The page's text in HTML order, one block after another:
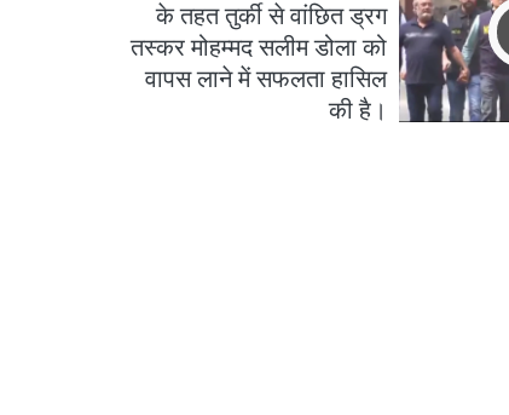
के तहत तुर्की से वांछित ड्रग
तस्कर मोहम्मद सलीम डोला को
वापस लाने में सफलता हासिल
की है।